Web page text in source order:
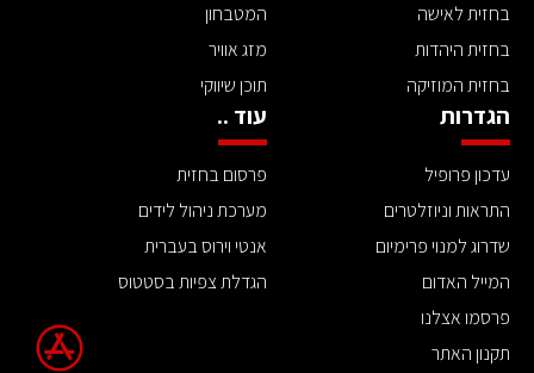
בחזית לאישה
בחזית היהדות
בחזית המוזיקה
המטבחון
מזג אוויר
תוכן שיווקי
הגדרות
עדכון פרופיל
התראות וניוזלטרים
שדרוג למנוי פרימיום
המייל האדום
פרסמו אצלנו
תקנון האתר
עוד ..
פרסום בחזית
מערכת ניהול לידים
אנטי וירוס בעברית
הגדלת צפיות בסטטוס